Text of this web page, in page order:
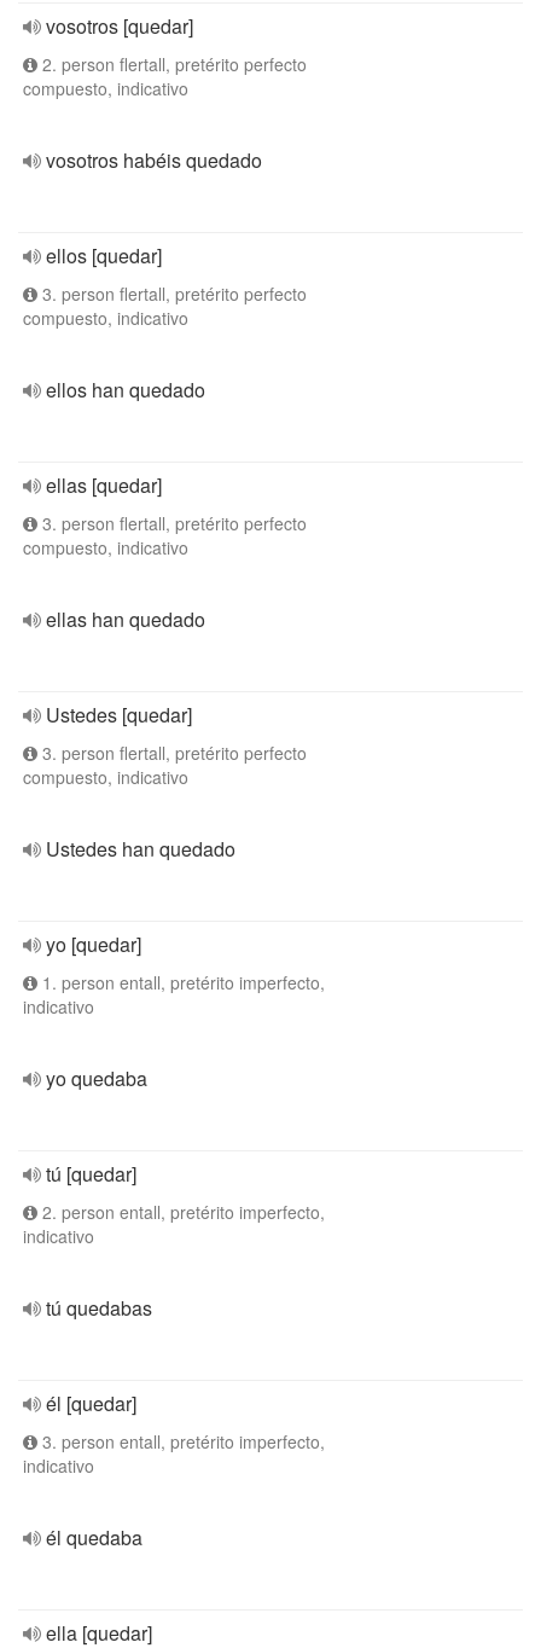
vosotros [quedar]
2. person flertall, pretérito perfecto
compuesto, indicativo
vosotros habéis quedado
ellos [quedar]
3. person flertall, pretérito perfecto
compuesto, indicativo
ellos han quedado
ellas [quedar]
3. person flertall, pretérito perfecto
compuesto, indicativo
ellas han quedado
Ustedes [quedar]
3. person flertall, pretérito perfecto
compuesto, indicativo
Ustedes han quedado
yo [quedar]
1. person entall, pretérito imperfecto,
indicativo
yo quedaba
tú [quedar]
2. person entall, pretérito imperfecto,
indicativo
tú quedabas
él [quedar]
3. person entall, pretérito imperfecto,
indicativo
él quedaba
ella [quedar]